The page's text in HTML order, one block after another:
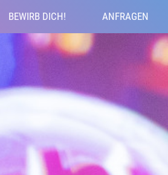
BEWIRB DICH! ANFRAGEN